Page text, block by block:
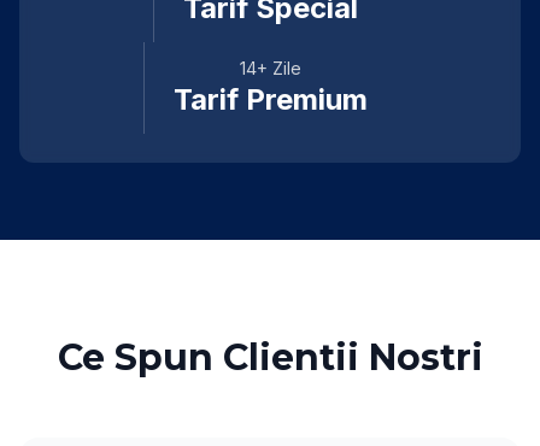
Tarif Special
14+ Zile
Tarif Premium
Ce Spun Clientii Nostri